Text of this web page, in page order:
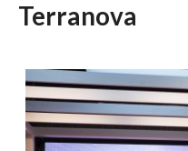
Terranova